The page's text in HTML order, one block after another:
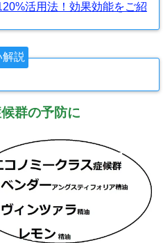
活用法！効果効能をご紹
説
群の予防に